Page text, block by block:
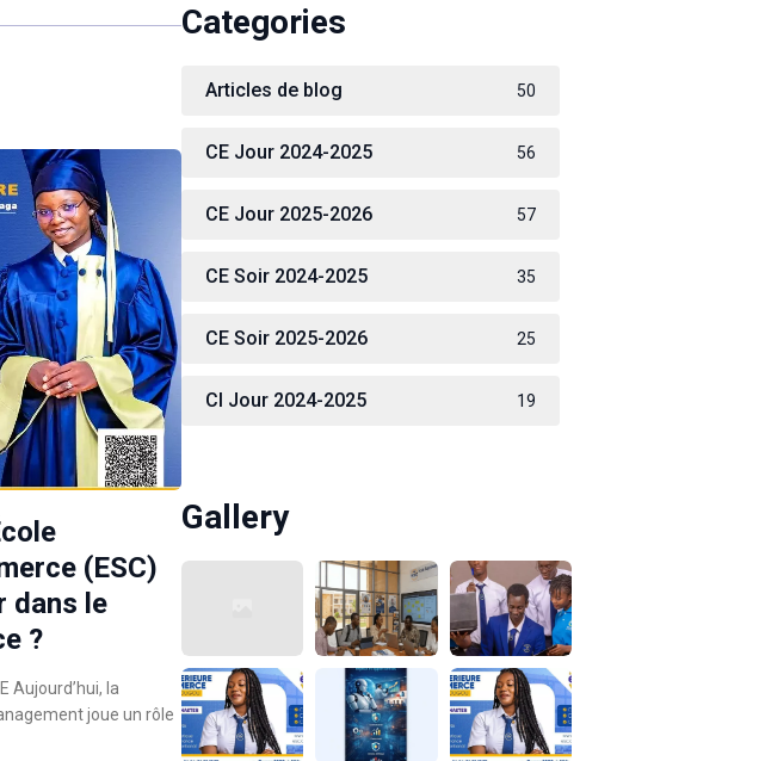
(ESC)
dans le
?
Aujourd’hui, la
joue un rôle
Categories
Articles de blog 50
CE Jour 2024-2025 56
CE Jour 2025-2026 57
CE Soir 2024-2025 35
CE Soir 2025-2026 25
CI Jour 2024-2025 19
Gallery